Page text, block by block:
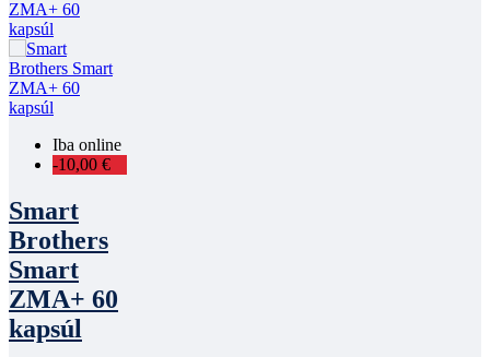
Iba online
-10,00 €
Smart
Brothers
Smart
ZMA+ 60
kapsúl